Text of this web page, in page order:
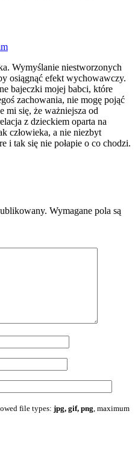
Wymyślanie niestworzonych
osiągnąć efekt wychowawczy.
bajeczki mojej babci, które
zachowania, nie mogę pojąć
mi się, że ważniejsza od
z dzieckiem oparta na
człowieka, a nie niezbyt
i tak się nie połapie o co chodzi.
Wymagane pola są
file types: jpg, gif, png , maximum